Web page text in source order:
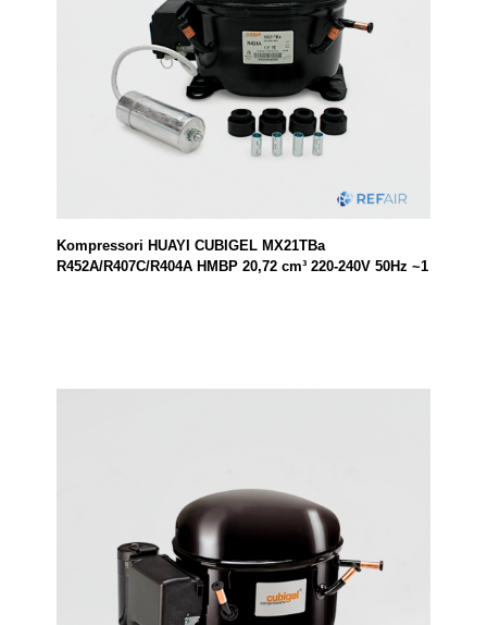
Kompressori HUAYI CUBIGEL MX21TBa
R452A/R407C/R404A HMBP 20,72 cm³ 220-240V 50Hz ~1